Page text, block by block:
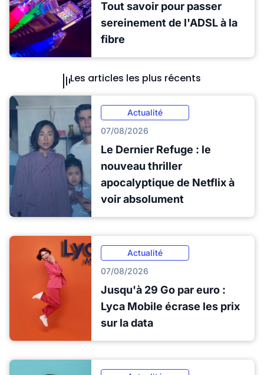
Tout savoir pour passer
sereinement de l'ADSL à la
fibre
Les articles les plus récents
Actualité
07/08/2026
Le Dernier Refuge : le
nouveau thriller
apocalyptique de Netflix à
voir absolument
Actualité
07/08/2026
Jusqu'à 29 Go par euro :
Lyca Mobile écrase les prix
sur la data